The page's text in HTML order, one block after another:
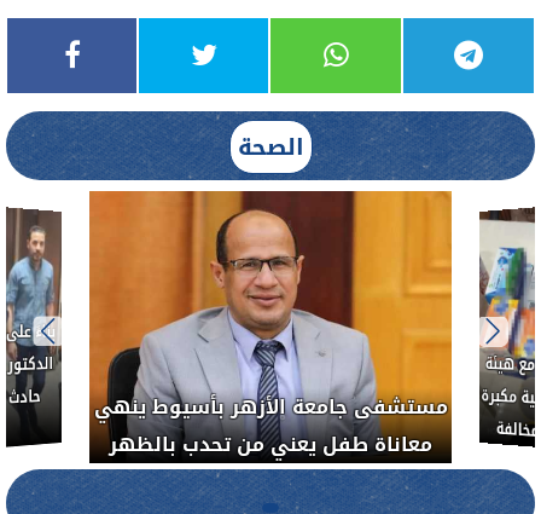
الصحة
بناءً
حادث
مستشفى جامعة الأزهر بأسيوط ينهي
معاناة طفل يعني من تحدب بالظهر
هيئة
مكبرة